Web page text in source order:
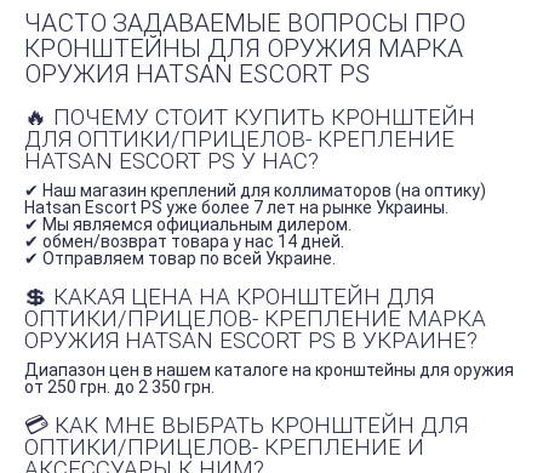
ЧАСТО ЗАДАВАЕМЫЕ ВОПРОСЫ ПРО
КРОНШТЕЙНЫ ДЛЯ ОРУЖИЯ МАРКА
ОРУЖИЯ HATSAN ESCORT PS
🔥 ПОЧЕМУ СТОИТ КУПИТЬ КРОНШТЕЙН
ДЛЯ ОПТИКИ/ПРИЦЕЛОВ- КРЕПЛЕНИЕ
HATSAN ESCORT PS У НАС?
✔ Наш магазин креплений для коллиматоров (на оптику)
Hatsan Escort PS уже более 7 лет на рынке Украины.
✔ Мы являемся официальным дилером.
✔ обмен/возврат товара у нас 14 дней.
✔ Отправляем товар по всей Украине.
💲 КАКАЯ ЦЕНА НА КРОНШТЕЙН ДЛЯ
ОПТИКИ/ПРИЦЕЛОВ- КРЕПЛЕНИЕ МАРКА
ОРУЖИЯ HATSAN ESCORT PS В УКРАИНЕ?
Диапазон цен в нашем каталоге на кронштейны для оружия
от 250 грн. до 2 350 грн.
💳 КАК МНЕ ВЫБРАТЬ КРОНШТЕЙН ДЛЯ
ОПТИКИ/ПРИЦЕЛОВ- КРЕПЛЕНИЕ И